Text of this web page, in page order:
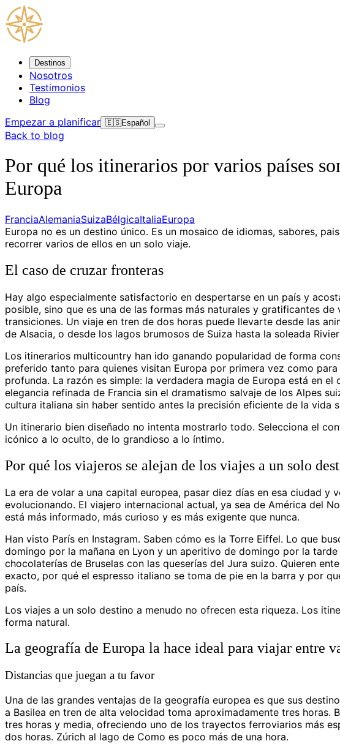
Destinos
Nosotros
Testimonios
Blog
Empezar a planificar 🇪🇸Español
Back to blog
Por qué los itinerarios por varios países
Europa
FranciaAlemaniaSuizaBélgicaItaliaEuropa
Europa no es un destino único. Es un mosaico de idiomas, sabores,
recorrer varios de ellos en un solo viaje.
El caso de cruzar fronteras
Hay algo especialmente satisfactorio en despertarse en un país y
posible, sino que es una de las formas más naturales y gratificantes
transiciones. Un viaje en tren de dos horas puede llevarte desde las
de Alsacia, o desde los lagos brumosos de Suiza hasta la soleada
Los itinerarios multicountry han ido ganando popularidad de forma
preferido tanto para quienes visitan Europa por primera vez como
profunda. La razón es simple: la verdadera magia de Europa está en
elegancia refinada de Francia sin el dramatismo salvaje de los Alpes
cultura italiana sin haber sentido antes la precisión eficiente de la vida
Un itinerario bien diseñado no intenta mostrarlo todo. Selecciona el
icónico a lo oculto, de lo grandioso a lo íntimo.
Por qué los viajeros se alejan de los viajes a un solo
La era de volar a una capital europea, pasar diez días en esa ciudad y
evolucionando. El viajero internacional actual, ya sea de América del
está más informado, más curioso y es más exigente que nunca.
Han visto París en Instagram. Saben cómo es la Torre Eiffel. Lo que
domingo por la mañana en Lyon y un aperitivo de domingo por la
chocolaterías de Bruselas con las queserías del Jura suizo. Quieren
exacto, por qué el espresso italiano se toma de pie en la barra y por
país.
Los viajes a un solo destino a menudo no ofrecen esta riqueza. Los
forma natural.
La geografía de Europa la hace ideal para viajar entre
Distancias que juegan a tu favor
Una de las grandes ventajas de la geografía europea es que sus
a Basilea en tren de alta velocidad toma aproximadamente tres horas.
tres horas y media, ofreciendo uno de los trayectos ferroviarios más
dos horas. Zúrich al lago de Como es poco más de una hora.